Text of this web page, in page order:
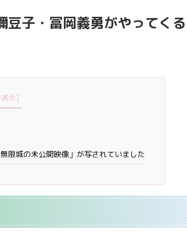
子・冨岡義勇がやってくる
表示]
城の未公開映像」が写されていました